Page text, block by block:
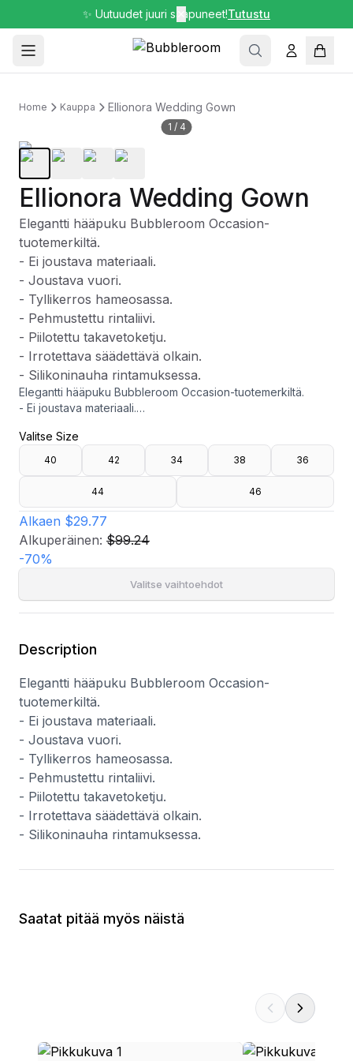
✨ Uutuudet juuri saapuneet!Tutustu
Home Kauppa Ellionora Wedding Gown
1 / 4
Ellionora Wedding Gown
Elegantti hääpuku Bubbleroom Occasion-
tuotemerkiltä.
- Ei joustava materiaali.
- Joustava vuori.
- Tyllikerros hameosassa.
- Pehmustettu rintaliivi.
- Piilotettu takavetoketju.
- Irrotettava säädettävä olkain.
- Silikoninauha rintamuksessa.
Elegantti hääpuku Bubbleroom Occasion-tuotemerkiltä.
- Ei joustava materiaali.
- Tyllikerros hameosassa.
- Pehmustettu rintaliivi.
- Piilotettu takavetoketju.
- Irrotettava säädettävä olkain.
- Silikoninauha rintamuksessa.
Valitse Size
40 42 34 38 36
44 46
Alkaen $29.77
Alkuperäinen: $99.24
-70%
Valitse vaihtoehdot
Description
Elegantti hääpuku Bubbleroom Occasion-
tuotemerkiltä.
- Ei joustava materiaali.
- Joustava vuori.
- Tyllikerros hameosassa.
- Pehmustettu rintaliivi.
- Piilotettu takavetoketju.
- Irrotettava säädettävä olkain.
- Silikoninauha rintamuksessa.
Saatat pitää myös näistä